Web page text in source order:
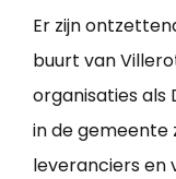
Er zijn
buurt van
organisaties als
in de gemeente
leveranciers en